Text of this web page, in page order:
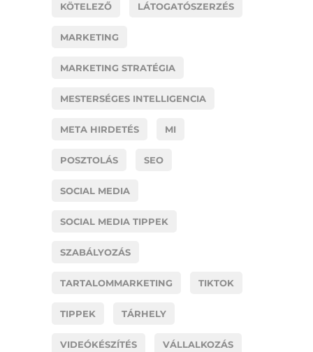
KÖTELEZŐ LÁTOGATÓSZERZÉS
MARKETING
MARKETING STRATÉGIA
MESTERSÉGES INTELLIGENCIA
META HIRDETÉS MI
POSZTOLÁS SEO
SOCIAL MEDIA
SOCIAL MEDIA TIPPEK
SZABÁLYOZÁS
TARTALOMMARKETING TIKTOK
TIPPEK TÁRHELY
VIDEÓKÉSZÍTÉS VÁLLALKOZÁS